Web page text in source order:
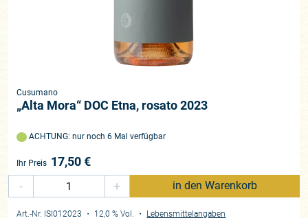
Cusumano
„Alta Mora“ DOC Etna, rosato 2023
ACHTUNG: nur noch 6 Mal verfügbar
Ihr Preis 17,50€
-
+ in den Warenkorb
Art.-Nr. ISI012023 ・ 12,0 % Vol. ・ Lebensmittelangaben